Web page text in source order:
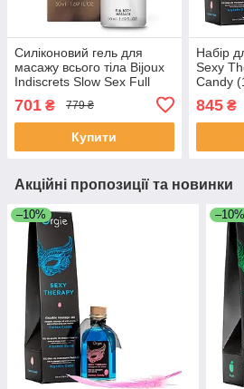
Силіконовий гель для
масажу всього тіла Bijoux
Indiscrets Slow Sex Full
701 ₴ 779 ₴
Купити
Набір
Sexy
Candy
пір’їнка
845₴
Акційні пропозиції та новинки
–10% –10%